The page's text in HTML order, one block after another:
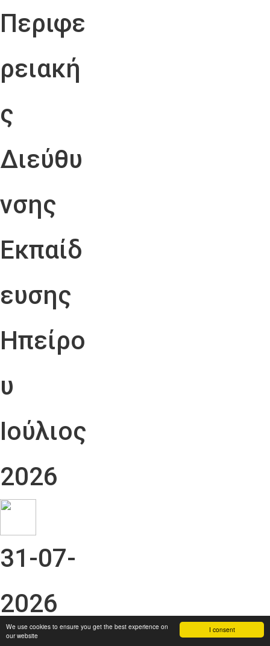
I consent
We use cookies to ensure you get the best experience on
our website
Περιφε
ρειακή
ς
Διεύθυ
νσης
Εκπαίδ
ευσης
Ηπείρο
υ
Ιούλιος
2026
31-07-
2026